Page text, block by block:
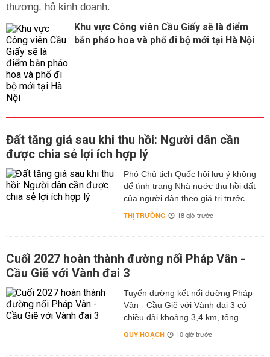
thương, hộ kinh doanh.
Khu vực Công viên Cầu Giấy sẽ là điểm
bắn pháo hoa và phố đi bộ mới tại Hà Nội
Đất tăng giá sau khi thu hồi: Người dân cần
được chia sẻ lợi ích hợp lý
Phó Chủ tịch Quốc hội lưu ý không
để tình trạng Nhà nước thu hồi đất
của người dân theo giá trị trước...
THỊ TRƯỜNG 18 giờ trước
Cuối 2027 hoàn thành đường nối Pháp Vân -
Cầu Giẽ với Vành đai 3
Tuyến đường kết nối đường Pháp
Vân - Cầu Giẽ với Vành đai 3 có
chiều dài khoảng 3,4 km, tổng...
QUY HOẠCH 10 giờ trước